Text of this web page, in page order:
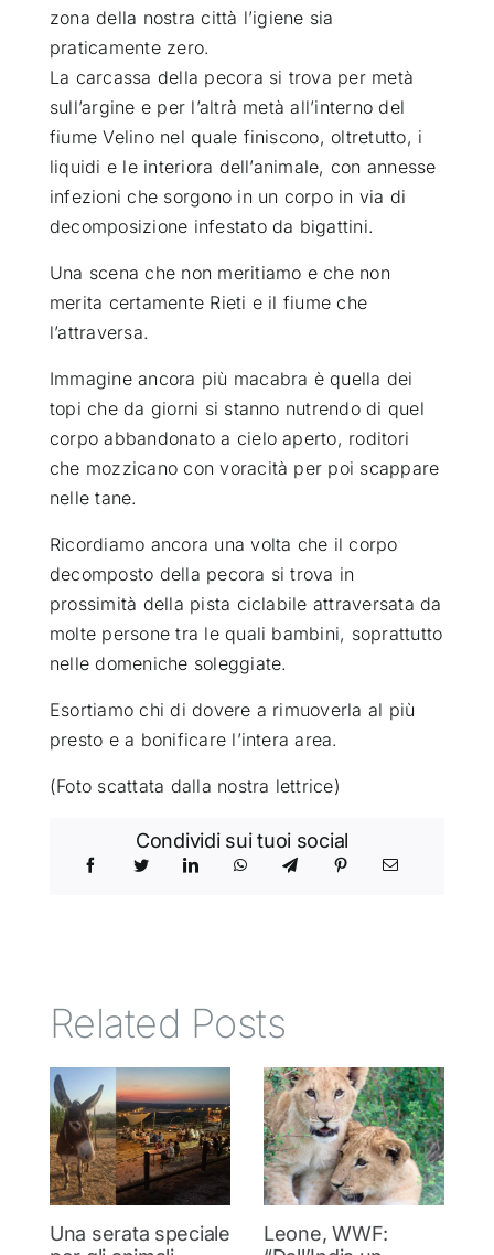
zona della nostra città l’igiene sia
praticamente zero.
La carcassa della pecora si trova per metà
sull’argine e per l’altrà metà all’interno del
fiume Velino nel quale finiscono, oltretutto, i
liquidi e le interiora dell’animale, con annesse
infezioni che sorgono in un corpo in via di
decomposizione infestato da bigattini.
Una scena che non meritiamo e che non
merita certamente Rieti e il fiume che
l’attraversa.
Immagine ancora più macabra è quella dei
topi che da giorni si stanno nutrendo di quel
corpo abbandonato a cielo aperto, roditori
che mozzicano con voracità per poi scappare
nelle tane.
Ricordiamo ancora una volta che il corpo
decomposto della pecora si trova in
prossimità della pista ciclabile attraversata da
molte persone tra le quali bambini, soprattutto
nelle domeniche soleggiate.
Esortiamo chi di dovere a rimuoverla al più
presto e a bonificare l’intera area.
(Foto scattata dalla nostra lettrice)
Condividi sui tuoi social
Related Posts
Una serata speciale
Leone, WWF: